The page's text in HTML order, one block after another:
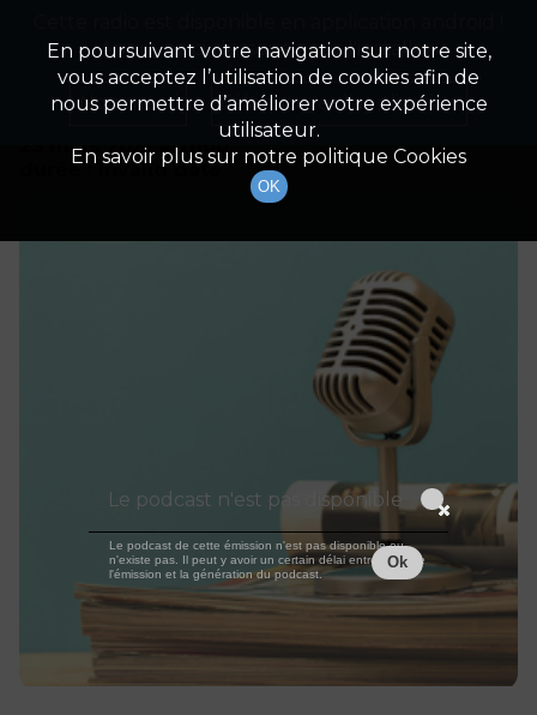
Détails De L'épisode
23 mars 2021
à 7h00
durée : Invalid date
En poursuivant votre navigation sur notre site,
vous acceptez l’utilisation de cookies afin de
nous permettre d’améliorer votre expérience
utilisateur.
En savoir plus sur notre politique Cookies
OK
Appuyez ci-dessous pour l'installer.
Non merci Télécharger l'application
Le podcast n'est pas disponible
Le podcast de cette émission n'est pas disponible ou
n'existe pas. Il peut y avoir un certain délai entre la fin de
l'émission et la génération du podcast.
Ok